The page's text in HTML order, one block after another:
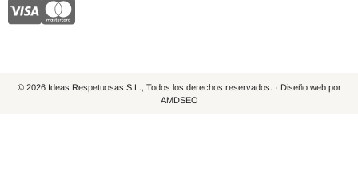
© 2026 Ideas Respetuosas S.L., Todos los derechos reservados. · Diseño web por
AMDSEO